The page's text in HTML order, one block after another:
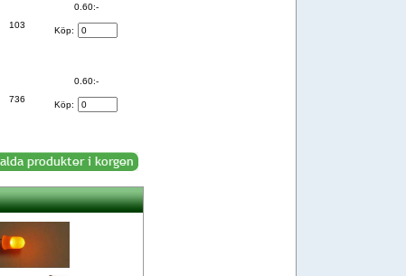
103
0.60:-
Köp:
736
0.60:-
Köp: